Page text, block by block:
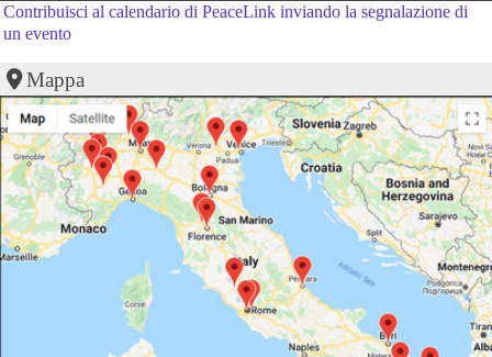
Contribuisci al calendario di PeaceLink inviando la segnalazione di
un evento
Mappa